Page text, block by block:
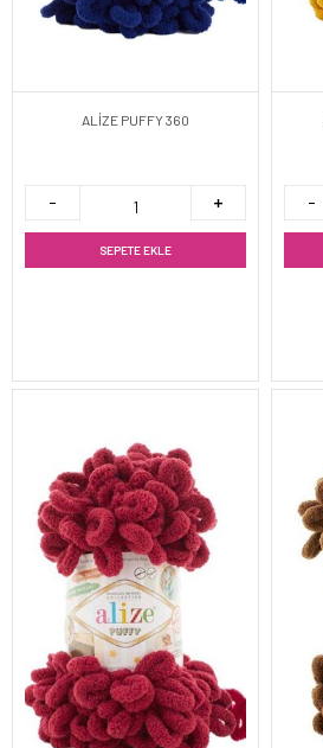
ALİZE PUFFY 360
SEPETE EKLE